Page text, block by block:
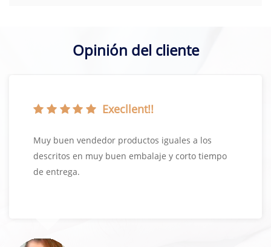
Opinión del cliente
Execllent!!
Muy buen vendedor productos iguales a los
descritos en muy buen embalaje y corto tiempo
de entrega.